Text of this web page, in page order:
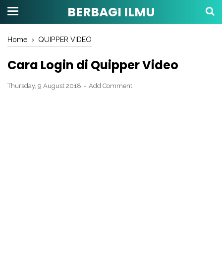
BERBAGI ILMU
Home › QUIPPER VIDEO
Cara Login di Quipper Video
Thursday, 9 August 2018 Add Comment